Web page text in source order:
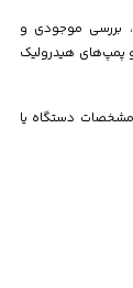
بررسی موجودی و
و پمپ‌های هیدرولیک
دستگاه یا